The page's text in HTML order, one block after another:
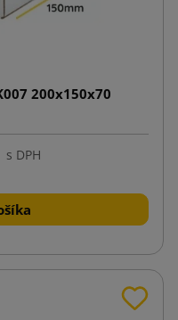
200x150x70
s DPH